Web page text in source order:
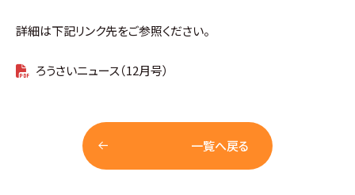
詳細は下記リンク先をご参照ください。
ろうさいニュース（12月号）
一覧へ戻る